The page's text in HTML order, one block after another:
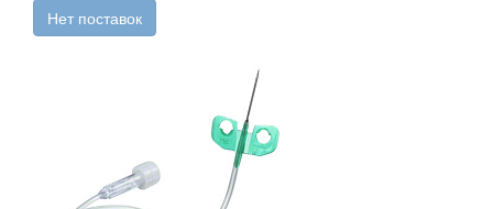
Нет поставок